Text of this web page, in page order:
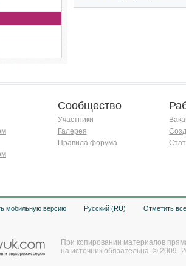
Сообщество
Участники
Галерея
Правила форума
мобильную версию Русский (RU) Отметить
При копировании материалов
на источник обязательна. ©